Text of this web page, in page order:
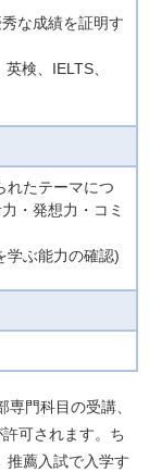
な成績を証明す
検、IELTS、
れたテーマにつ
・発想力・コミ
学ぶ能力の確認)
門科目の受講、
可されます。ち
推薦入試で入学す